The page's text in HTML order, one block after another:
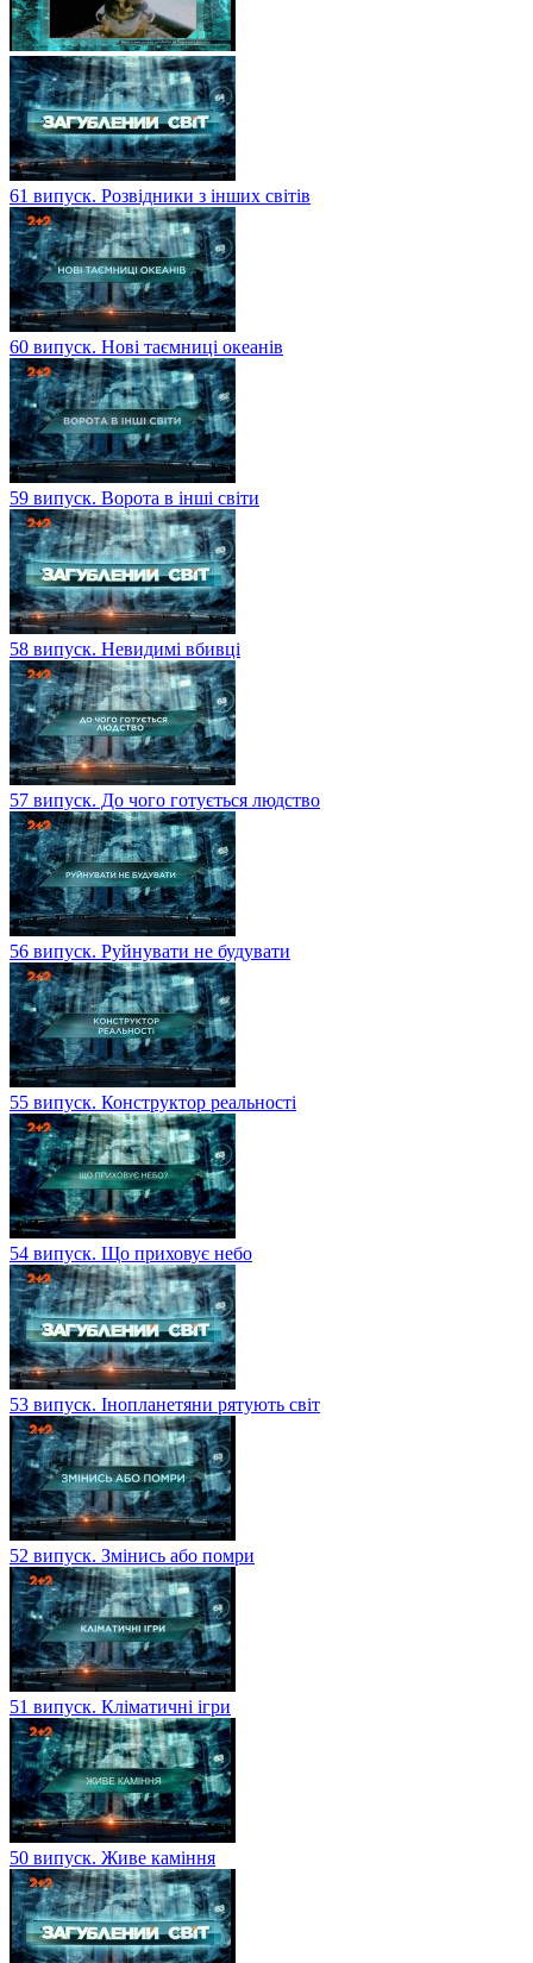
61 випуск. Розвідники з інших світів
60 випуск. Нові таємниці океанів
59 випуск. Ворота в інші світи
58 випуск. Невидимі вбивці
57 випуск. До чого готується людство
56 випуск. Руйнувати не будувати
55 випуск. Конструктор реальності
54 випуск. Що приховує небо
53 випуск. Інопланетяни рятують світ
52 випуск. Змінись або помри
51 випуск. Кліматичні ігри
50 випуск. Живе каміння